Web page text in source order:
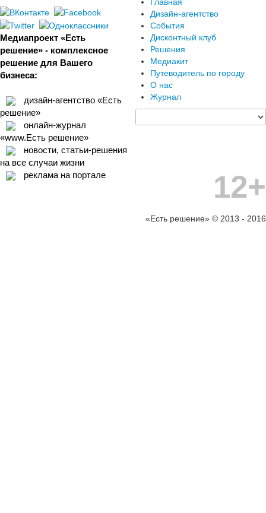
Медиапроект «Есть
решение» - комплексное
решение для Вашего
бизнеса:
дизайн-агентство «Есть
решение»
онлайн-журнал
«www.Есть решение»
новости, статьи-решения
на все случаи жизни
реклама на портале
Дизайн-агентство
События
Дисконтный клуб
Решения
Медиакит
Путеводитель по городу
О нас
Журнал
12+
«Есть решение» © 2013 - 2016